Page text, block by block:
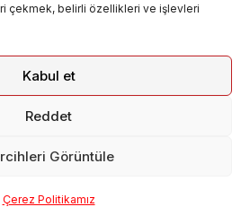
çekmek, belirli özellikleri ve işlevleri
Kabul et
Reddet
Görüntüle
Çerez Politikamız